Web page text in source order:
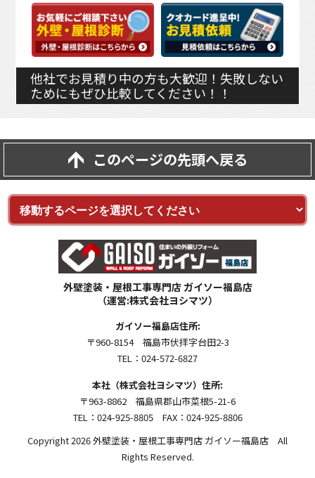
他社でお見積り中の方も大歓迎！失敗しない
ためにもぜひ比較してください！！
このページの先頭へ戻る
外壁塗装・屋根工事専門店 ガイソー福島店
（運営:株式会社ヨシマツ）
ガイソー福島店住所:
〒960-8154 福島市伏拝字台田2-3
TEL：024-572-6827
本社（株式会社ヨシマツ）住所:
〒963-8862 福島県郡山市菜根5-21-6
TEL：024-925-8805 FAX：024-925-8806
Copyright 2026 外壁塗装・屋根工事専門店 ガイソー福島店 All
Rights Reserved.